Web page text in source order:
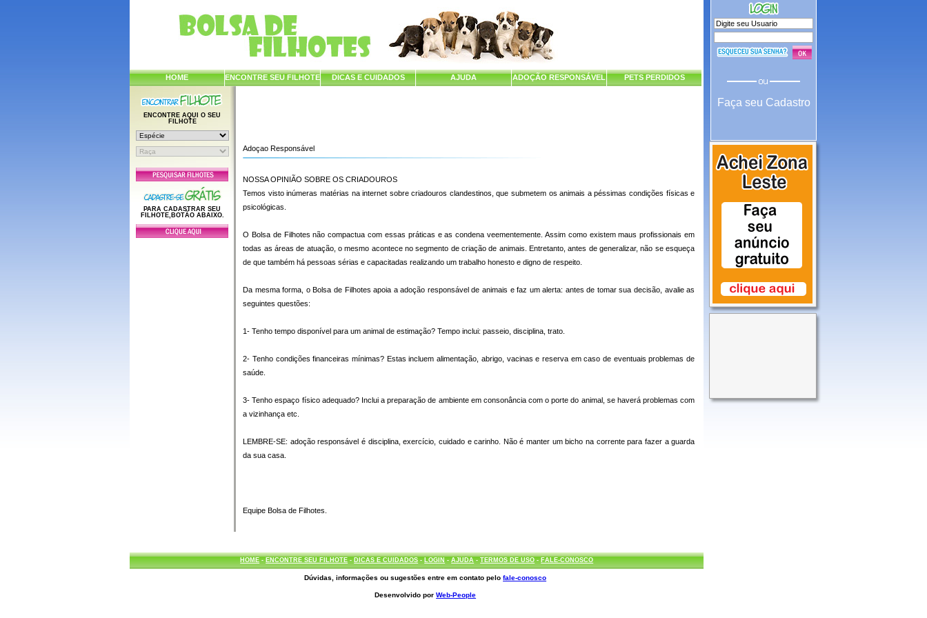
HOME ENCONTRE SEU FILHOTE DICAS E CUIDADOS AJUDA ADOÇÃO RESPONSÁVEL PETS PERDIDOS
ENCONTRE AQUI O SEU
FILHOTE
PARA CADASTRAR SEU
FILHOTE,BOTÃO ABAIXO.
Adoçao Responsável
NOSSA OPINIÃO SOBRE OS CRIADOUROS
Temos visto inúmeras matérias na internet sobre criadouros clandestinos, que submetem os animais a péssimas condições físicas e
psicológicas.
O Bolsa de Filhotes não compactua com essas práticas e as condena veementemente. Assim como existem maus profissionais em
todas as áreas de atuação, o mesmo acontece no segmento de criação de animais. Entretanto, antes de generalizar, não se esqueça
de que também há pessoas sérias e capacitadas realizando um trabalho honesto e digno de respeito.
Da mesma forma, o Bolsa de Filhotes apoia a adoção responsável de animais e faz um alerta: antes de tomar sua decisão, avalie as
seguintes questões:
1- Tenho tempo disponível para um animal de estimação? Tempo inclui: passeio, disciplina, trato.
2- Tenho condições financeiras mínimas? Estas incluem alimentação, abrigo, vacinas e reserva em caso de eventuais problemas de
saúde.
3- Tenho espaço físico adequado? Inclui a preparação de ambiente em consonância com o porte do animal, se haverá problemas com
a vizinhança etc.
LEMBRE-SE: adoção responsável é disciplina, exercício, cuidado e carinho. Não é manter um bicho na corrente para fazer a guarda
da sua casa.
Equipe Bolsa de Filhotes.
HOME- ENCONTRE SEU FILHOTE- DICAS E CUIDADOS- LOGIN-AJUDA-TERMOS DE USO- FALE-CONOSCO
Faça seu Cadastro
Dúvidas, informações ou sugestões entre em contato pelofale-conosco
Desenvolvido porWeb-People